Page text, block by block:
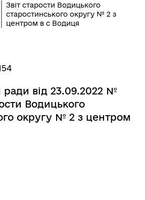
Звіт старости Водицького
старостинського округу № 2 з
центром в с Водиця
ради від 23.09.2022 №
Водицького
округу № 2 з центром